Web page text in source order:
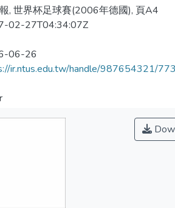
, 世界杯足球賽(2006年德國), 頁A4
02-27T04:34:07Z
06-26
ir.ntus.edu.tw/handle/987654321/